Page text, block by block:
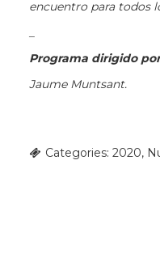
encuentro para todos
Programa dirigido
Jaume Muntsant.
Categories: 2020,